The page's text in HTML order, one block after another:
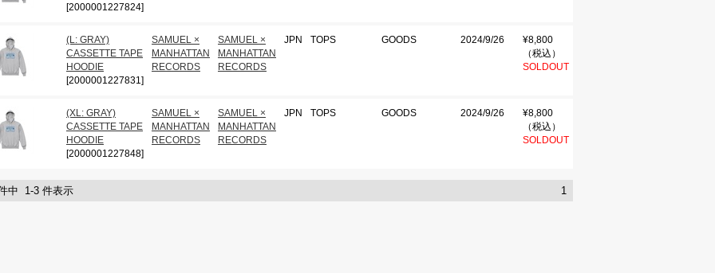
[2000001227824]
(L: GRAY)
CASSETTE TAPE
HOODIE
[2000001227831]
SAMUEL ×
MANHATTAN
RECORDS
SAMUEL ×
MANHATTAN
RECORDS
JPN TOPS GOODS 2024/9/26
¥8,800
（税込）
SOLDOUT
(XL: GRAY)
CASSETTE TAPE
HOODIE
[2000001227848]
SAMUEL ×
MANHATTAN
RECORDS
SAMUEL ×
MANHATTAN
RECORDS
JPN TOPS GOODS 2024/9/26
¥8,800
（税込）
SOLDOUT
中 1-3 件表示 1